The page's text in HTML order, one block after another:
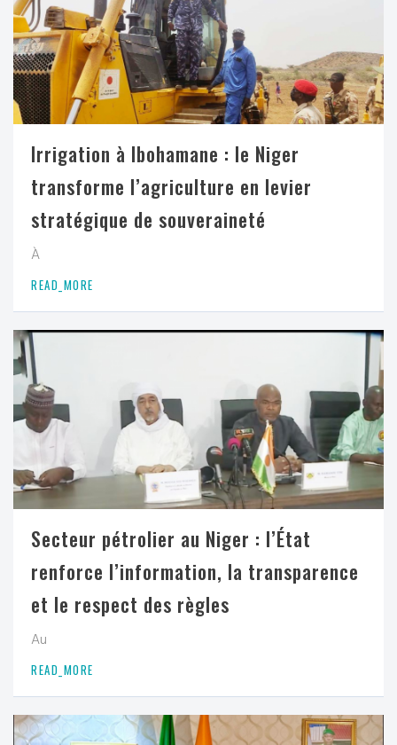
Irrigation à Ibohamane : le Niger
transforme l’agriculture en levier
stratégique de souveraineté
À
READ_MORE
Secteur pétrolier au Niger : l’État
renforce l’information, la transparence
et le respect des règles
Au
READ_MORE